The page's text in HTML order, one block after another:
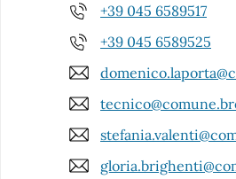
+39 045 6589517
+39 045 6589525